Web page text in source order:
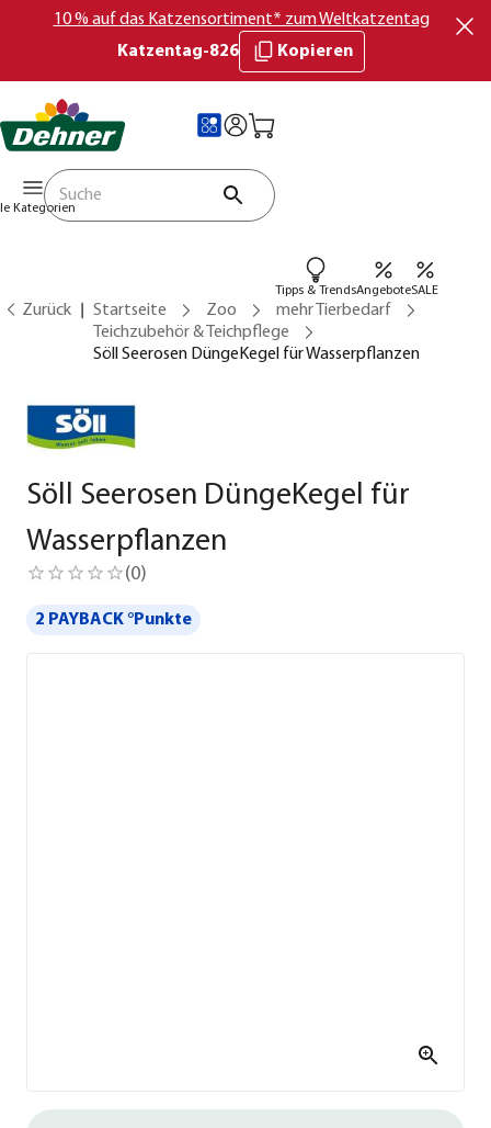
10 % auf das Katzensortiment* zum Weltkatzentag
Katzentag-826
Kopieren
Kategorien
Tipps & TrendsAngeboteSALE
Zurück Startseite Zoo
mehr Tierbedarf
Teichzubehör & Teichpflege
Söll Seerosen DüngeKegel für Wasserpflanzen
Söll Seerosen DüngeKegel für
Wasserpflanzen
(0)
2 PAYBACK °Punkte